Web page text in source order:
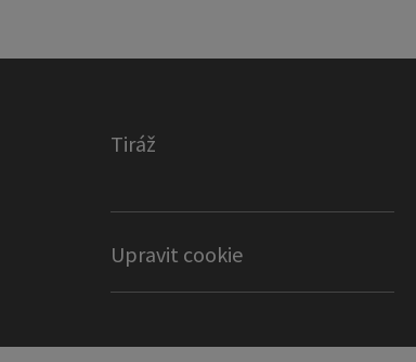
Tiráž
Upravit cookie